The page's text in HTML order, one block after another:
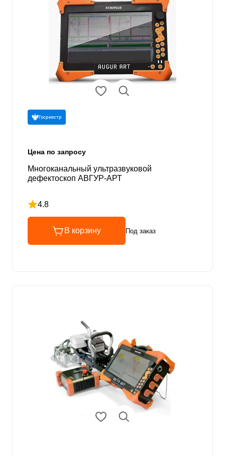
Госреестр
Цена по запросу
Многоканальный ультразвуковой
дефектоскоп АВГУР-АРТ
4.8
Рейтинг 4.8 из 5
В корзину Под заказ